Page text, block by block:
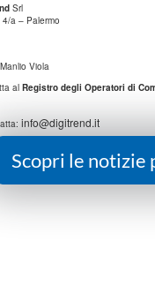
Srl
a – Palermo
Manlio Viola
al Registro degli Operatori di
info@digitrend.it
Scopri le notizie